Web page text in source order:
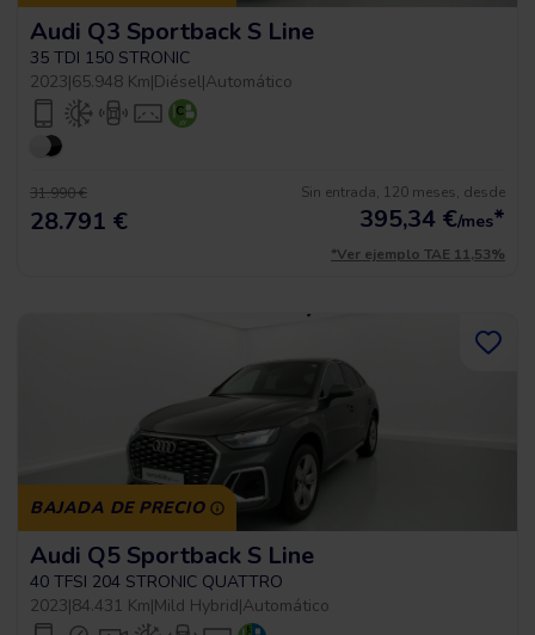
Audi Q3 Sportback S Line
35 TDI 150 STRONIC
2023|65.948 Km|Diésel|Automático
31.990 €
28.791 €
Sin entrada, 120 meses, desde
395,34 €/mes*
*Ver ejemplo TAE 11,53%
BAJADA DE PRECIO
Audi Q5 Sportback S Line
40 TFSI 204 STRONIC QUATTRO
2023|84.431 Km|Mild Hybrid|Automático